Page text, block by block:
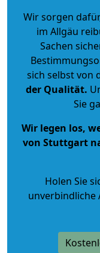
Wir sorgen
im Allgäu
Sachen
sich selbst von
der Qualität.
Sie
Wir legen los,
von Stuttgart
Holen Sie
unverbindliche